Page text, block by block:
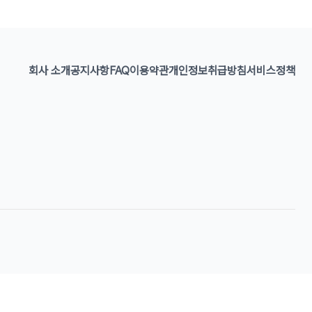
회사 소개공지사항FAQ이용약관개인정보취급방침서비스정책